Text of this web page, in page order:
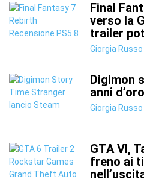
Final
verso la
trailer
Giorgia Russo
Digimon
anni
Giorgia Russo
GTA VI,
freno ai